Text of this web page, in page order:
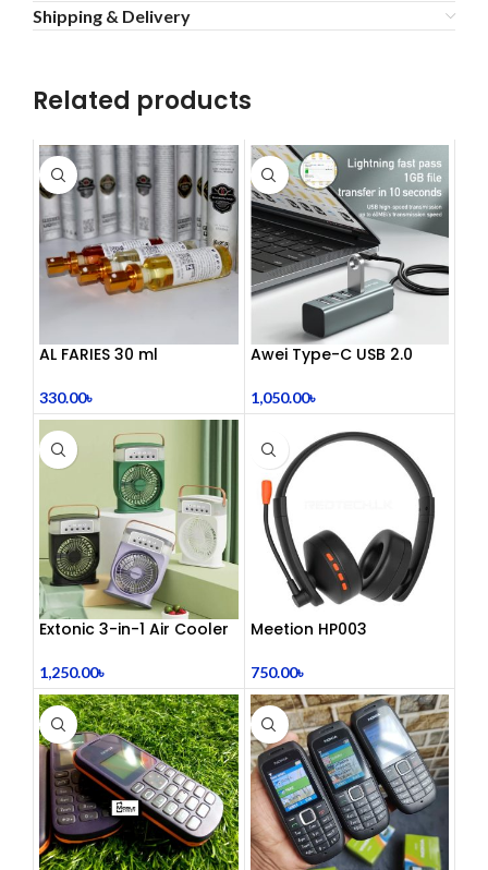
Shipping & Delivery
Related products
AL FARIES 30 ml
330.00৳
Awei Type-C USB 2.0
1,050.00৳
Extonic 3-in-1 Air Cooler
1,250.00৳
Meetion HP003
Noise Cancelling Mic –
Comfortable Office Call
Center Headphones |
Dual 3.5mm Jack | Soft
Ear Cushion | Durable
Wired Headset for
Laptop & PC
750.00৳